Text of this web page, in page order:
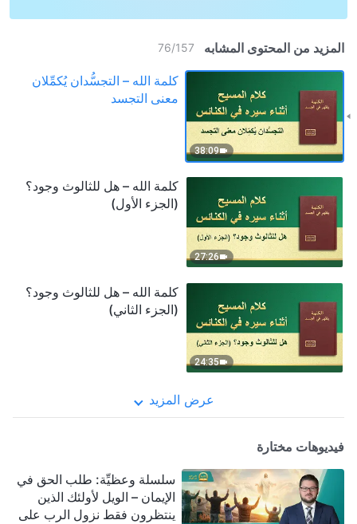
المزيد من المحتوى المشابه 76/157
38:09
كلمة الله – التجسُّدان يُكمِّلان
معنى التجسد‎
27:26
كلمة الله – هل للثالوث وجود؟
(الجزء الأول)
24:35
كلمة الله – هل للثالوث وجود؟
(الجزء الثاني)
عرض المزيد
فيديوهات مختارة
سلسلة وعظيِّة: طلب الحق في
الإيمان – الويل لأولئك الذين
ينتظرون فقط نزول الرب على